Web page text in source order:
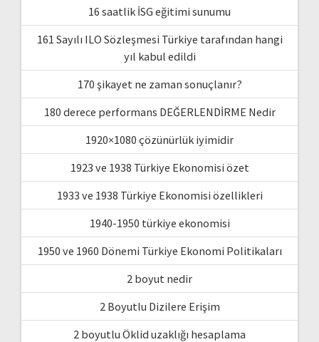
16 saatlik İSG eğitimi sunumu
161 Sayılı ILO Sözleşmesi Türkiye tarafından hangi
yıl kabul edildi
170 şikayet ne zaman sonuçlanır?
180 derece performans DEĞERLENDİRME Nedir
1920×1080 çözünürlük iyimidir
1923 ve 1938 Türkiye Ekonomisi özet
1933 ve 1938 Türkiye Ekonomisi özellikleri
1940-1950 türkiye ekonomisi
1950 ve 1960 Dönemi Türkiye Ekonomi Politikaları
2 boyut nedir
2 Boyutlu Dizilere Erişim
2 boyutlu Öklid uzaklığı hesaplama